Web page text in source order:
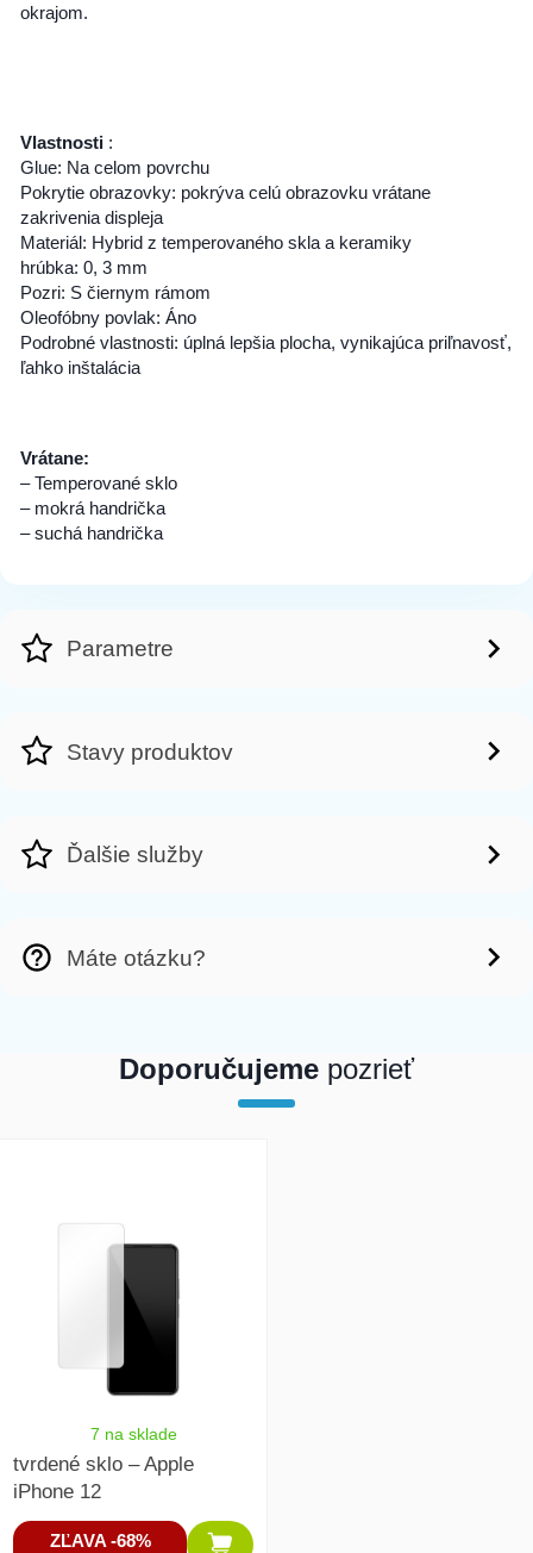
okrajom.
Vlastnosti :
Glue: Na celom povrchu
Pokrytie obrazovky: pokrýva celú obrazovku vrátane
zakrivenia displeja
Materiál: Hybrid z temperovaného skla a keramiky
hrúbka: 0, 3 mm
Pozri: S čiernym rámom
Oleofóbny povlak: Áno
Podrobné vlastnosti: úplná lepšia plocha, vynikajúca priľnavosť,
ľahko inštalácia
Vrátane:
– Temperované sklo
– mokrá handrička
– suchá handrička
Parametre
Stavy produktov
Ďalšie služby
Máte otázku?
Doporučujeme pozrieť
7 na sklade
tvrdené sklo – Apple
iPhone 12
ZĽAVA -68%